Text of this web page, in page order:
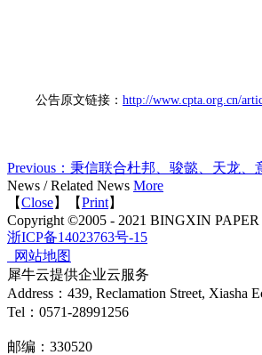
公告原文链接： http://www.cpta.org.cn/
Previous： 秉信联合杜邦、骏懿、天龙、
News / Related News More
【Close】【Print】
Copyright ©2005 - 2021 BINGXIN PAPER
浙ICP备14023763号-15
网站地图
犀牛云提供企业云服务
Address：439, Reclamation Street, Xiasha
Tel：0571-28991256
邮编：330520